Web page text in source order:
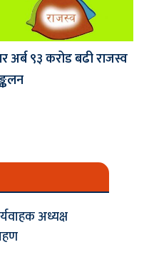
अर्ब ९३ करोड बढी राजस्व
अध्यक्ष